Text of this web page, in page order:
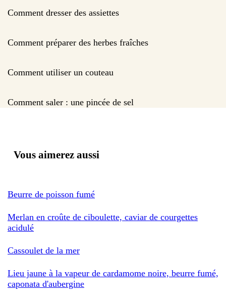
Comment dresser des assiettes
Comment préparer des herbes fraîches
Comment utiliser un couteau
Comment saler : une pincée de sel
Vous aimerez aussi
Beurre de poisson fumé
Merlan en croûte de ciboulette, caviar de courgettes
acidulé
Cassoulet de la mer
Lieu jaune à la vapeur de cardamome noire, beurre fumé,
caponata d'aubergine